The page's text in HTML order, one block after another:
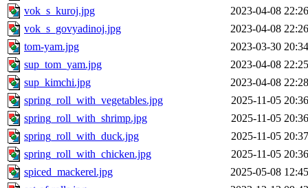
vok_s_kuroj.jpg
2023-04-08 22:26
vok_s_govyadinoj.jpg
2023-04-08 22:26
tom-yam.jpg
2023-03-30 20:34
sup_tom_yam.jpg
2023-04-08 22:25
sup_kimchi.jpg
2023-04-08 22:28
spring_roll_with_vegetables.jpg
2025-11-05 20:36
spring_roll_with_shrimp.jpg
2025-11-05 20:36
spring_roll_with_duck.jpg
2025-11-05 20:37
spring_roll_with_chicken.jpg
2025-11-05 20:36
spiced_mackerel.jpg
2025-05-08 12:45